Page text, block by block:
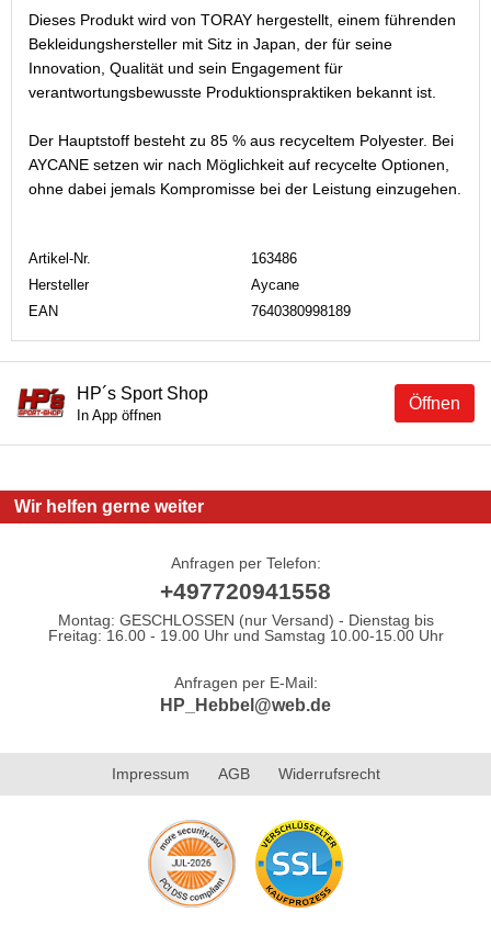
Dieses Produkt wird von TORAY hergestellt, einem führenden
Bekleidungshersteller mit Sitz in Japan, der für seine
Innovation, Qualität und sein Engagement für
verantwortungsbewusste Produktionspraktiken bekannt ist.
Der Hauptstoff besteht zu 85 % aus recyceltem Polyester. Bei
AYCANE setzen wir nach Möglichkeit auf recycelte Optionen,
ohne dabei jemals Kompromisse bei der Leistung einzugehen.
Artikel-Nr.
163486
Hersteller
Aycane
EAN
7640380998189
Öffnen
HP´s Sport Shop
In App öffnen
Wir helfen gerne weiter
Anfragen per Telefon:
+497720941558
Montag: GESCHLOSSEN (nur Versand) - Dienstag bis
Freitag: 16.00 - 19.00 Uhr und Samstag 10.00-15.00 Uhr
Anfragen per E-Mail:
HP_Hebbel@web.de
Impressum AGB Widerrufsrecht